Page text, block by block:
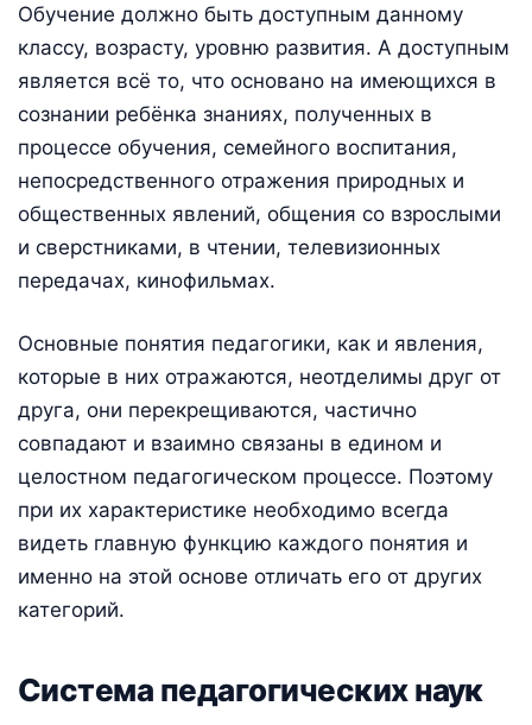
Обучение должно быть доступным данному
классу, возрасту, уровню развития. А доступным
является всё то, что основано на имеющихся в
сознании ребёнка знаниях, полученных в
процессе обучения, семейного воспитания,
непосредственного отражения природных и
общественных явлений, общения со взрослыми
и сверстниками, в чтении, телевизионных
передачах, кинофильмах.
Основные понятия педагогики, как и явления,
которые в них отражаются, неотделимы друг от
друга, они перекрещиваются, частично
совпадают и взаимно связаны в едином и
целостном педагогическом процессе. Поэтому
при их характеристике необходимо всегда
видеть главную функцию каждого понятия и
именно на этой основе отличать его от других
категорий.
Система педагогических наук